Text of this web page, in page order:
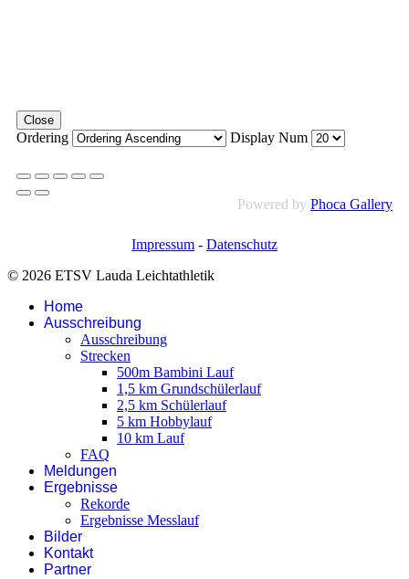
Close
Ordering Display Num
Powered by Phoca Gallery
Impressum - Datenschutz
© 2026 ETSV Lauda Leichtathletik
Home
Ausschreibung
Ausschreibung
Strecken
500m Bambini Lauf
1,5 km Grundschülerlauf
2,5 km Schülerlauf
5 km Hobbylauf
10 km Lauf
FAQ
Meldungen
Ergebnisse
Rekorde
Ergebnisse Messlauf
Bilder
Kontakt
Partner